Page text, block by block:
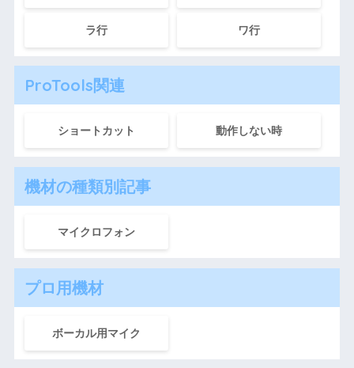
ラ行 ワ行
ProTools関連
ショートカット 動作しない時
機材の種類別記事
マイクロフォン
プロ用機材
ボーカル用マイク